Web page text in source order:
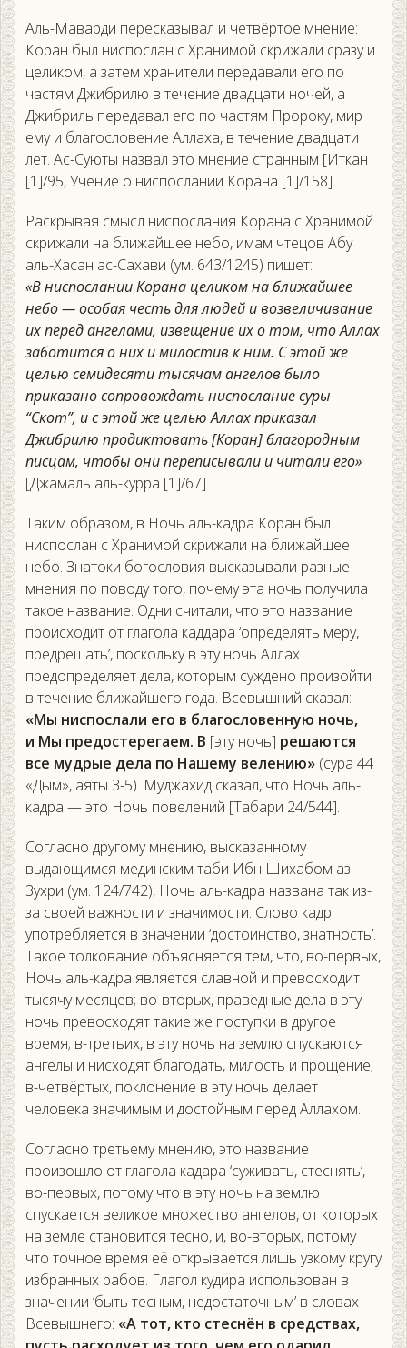
Аль-Маварди пересказывал и четвёртое мнение:
Коран был ниспослан с Хранимой скрижали сразу и
целиком, а затем хранители передавали его по
частям Джибрилю в течение двадцати ночей, а
Джибриль передавал его по частям Пророку, мир
ему и благословение Аллаха, в течение двадцати
лет. Ас-Суюты назвал это мнение странным [Иткан
[1]/95, Учение о ниспослании Корана [1]/158].
Раскрывая смысл ниспослания Корана с Хранимой
скрижали на ближайшее небо, имам чтецов Абу
аль-Хасан ас-Сахави (ум. 643/1245) пишет:
«В ниспослании Корана целиком на ближайшее
небо — особая честь для людей и возвеличивание
их перед ангелами, извещение их о том, что Аллах
заботится о них и милостив к ним. С этой же
целью семидесяти тысячам ангелов было
приказано сопровождать ниспослание суры
“Скот”, и с этой же целью Аллах приказал
Джибрилю продиктовать [Коран] благородным
писцам, чтобы они переписывали и читали его»
[Джамаль аль-курра [1]/67].
Таким образом, в Ночь аль-кадра Коран был
ниспослан с Хранимой скрижали на ближайшее
небо. Знатоки богословия высказывали разные
мнения по поводу того, почему эта ночь получила
такое название. Одни считали, что это название
происходит от глагола каддара ‘определять меру,
предрешать’, поскольку в эту ночь Аллах
предопределяет дела, которым суждено произойти
в течение ближайшего года. Всевышний сказал:
«Мы ниспослали его в благословенную ночь,
и Мы предостерегаем. В [эту ночь] решаются
все мудрые дела по Нашему велению» (сура 44
«Дым», аяты 3-5). Муджахид сказал, что Ночь аль-
кадра — это Ночь повелений [Табари 24/544].
Согласно другому мнению, высказанному
выдающимся мединским таби Ибн Шихабом аз-
Зухри (ум. 124/742), Ночь аль-кадра названа так из-
за своей важности и значимости. Слово кадр
употребляется в значении ‘достоинство, знатность’.
Такое толкование объясняется тем, что, во-первых,
Ночь аль-кадра является славной и превосходит
тысячу месяцев; во-вторых, праведные дела в эту
ночь превосходят такие же поступки в другое
время; в-третьих, в эту ночь на землю спускаются
ангелы и нисходят благодать, милость и прощение;
в-четвёртых, поклонение в эту ночь делает
человека значимым и достойным перед Аллахом.
Согласно третьему мнению, это название
произошло от глагола кадара ‘суживать, стеснять’,
во-первых, потому что в эту ночь на землю
спускается великое множество ангелов, от которых
на земле становится тесно, и, во-вторых, потому
что точное время её открывается лишь узкому кругу
избранных рабов. Глагол кудира использован в
значении ‘быть тесным, недостаточным’ в словах
Всевышнего: «А тот, кто стеснён в средствах,